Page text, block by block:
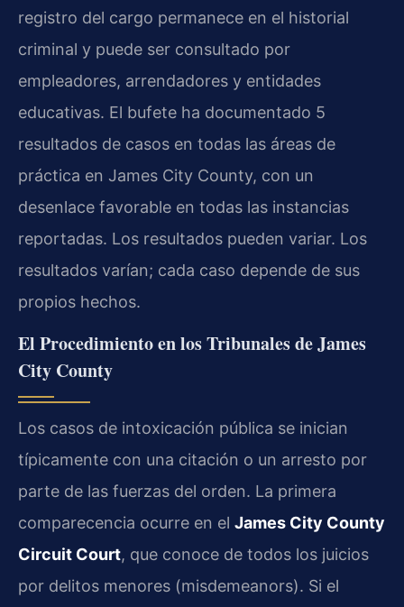
registro del cargo permanece en el historial
criminal y puede ser consultado por
empleadores, arrendadores y entidades
educativas. El bufete ha documentado 5
resultados de casos en todas las áreas de
práctica en James City County, con un
desenlace favorable en todas las instancias
reportadas. Los resultados pueden variar. Los
resultados varían; cada caso depende de sus
propios hechos.
El Procedimiento en los Tribunales de James
City County
Los casos de intoxicación pública se inician
típicamente con una citación o un arresto por
parte de las fuerzas del orden. La primera
comparecencia ocurre en el James City County
Circuit Court, que conoce de todos los juicios
por delitos menores (misdemeanors). Si el